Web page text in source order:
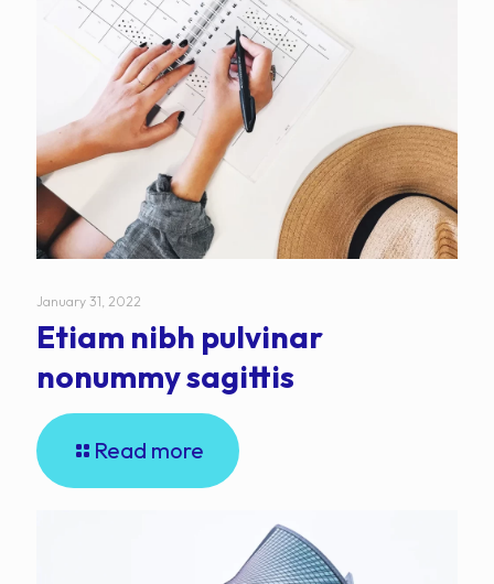
January 31, 2022
Etiam nibh pulvinar
nonummy sagittis
Read more